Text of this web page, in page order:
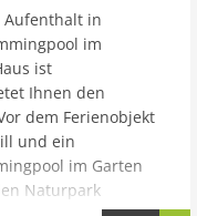
Aufenthalt in
im
ist
Ihnen den
dem Ferienobjekt
und ein
im Garten
Naturpark